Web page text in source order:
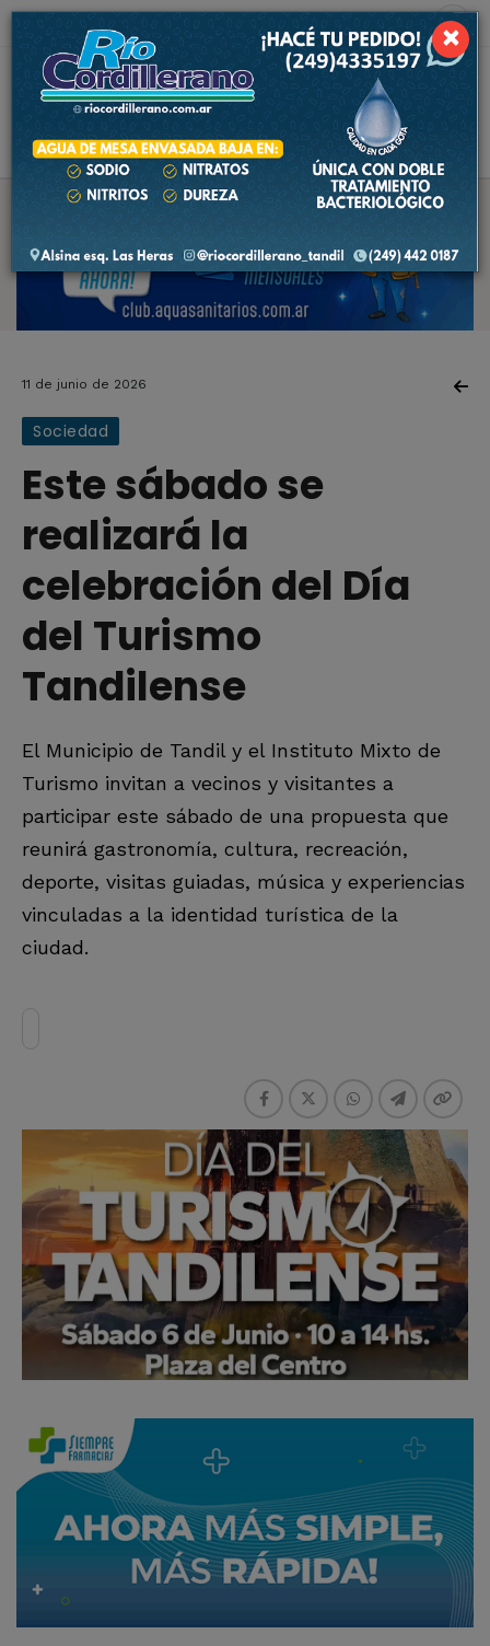
5.2 ºC
11 de junio de 2026
Sociedad
Este sábado se
realizará la
celebración del Día
del Turismo
Tandilense
El Municipio de Tandil y el Instituto Mixto de
Turismo invitan a vecinos y visitantes a
participar este sábado de una propuesta que
reunirá gastronomía, cultura, recreación,
deporte, visitas guiadas, música y experiencias
vinculadas a la identidad turística de la
ciudad.
×